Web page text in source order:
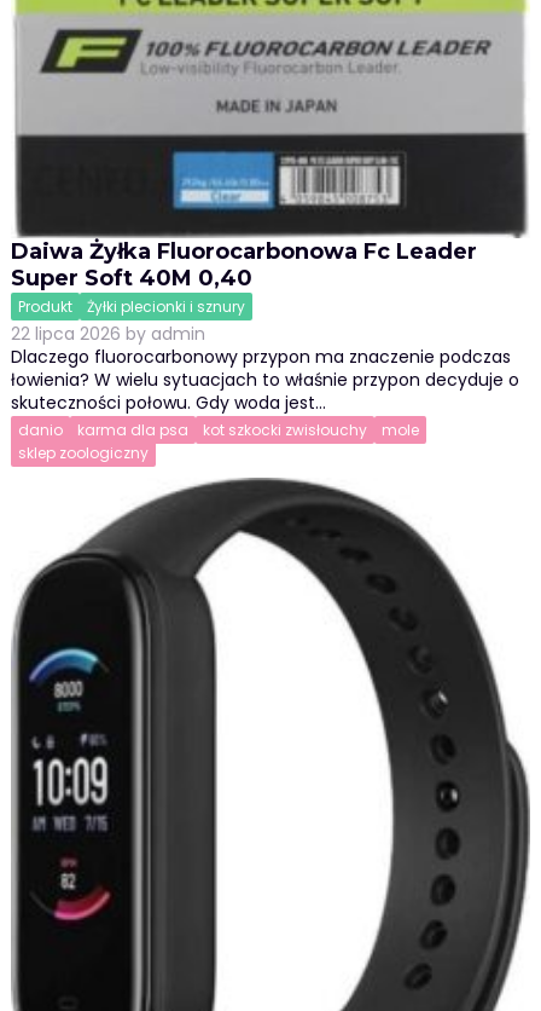
Daiwa Żyłka Fluorocarbonowa Fc Leader
Super Soft 40M 0,40
Produkt Żyłki plecionki i sznury
22 lipca 2026 by admin
Dlaczego fluorocarbonowy przypon ma znaczenie podczas
łowienia? W wielu sytuacjach to właśnie przypon decyduje o
skuteczności połowu. Gdy woda jest…
danio karma dla psa kot szkocki zwisłouchy
mole
sklep zoologiczny